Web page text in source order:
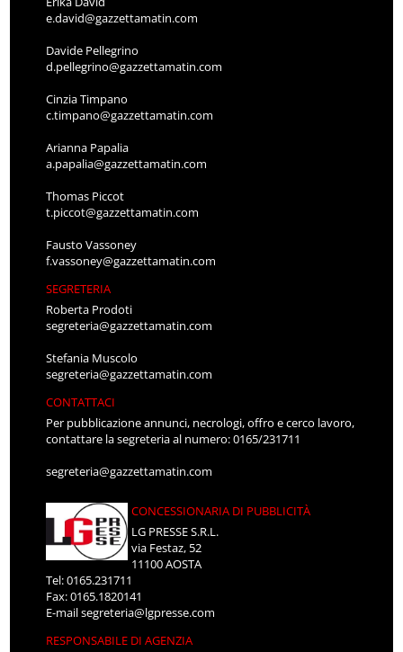
e.david@gazzettamatin.com
Davide Pellegrino
d.pellegrino@gazzettamatin.com
Cinzia Timpano
c.timpano@gazzettamatin.com
Arianna Papalia
a.papalia@gazzettamatin.com
Thomas Piccot
t.piccot@gazzettamatin.com
Fausto Vassoney
f.vassoney@gazzettamatin.com
SEGRETERIA
Roberta Prodoti
segreteria@gazzettamatin.com
Stefania Muscolo
segreteria@gazzettamatin.com
CONTATTACI
Per pubblicazione annunci, necrologi, offro e cerco lavoro,
contattare la segreteria al numero: 0165/231711
segreteria@gazzettamatin.com
CONCESSIONARIA DI PUBBLICITÀ
LG PRESSE S.R.L.
via Festaz, 52
11100 AOSTA
Tel: 0165.231711
Fax: 0165.1820141
E-mailsegreteria@lgpresse.com
RESPONSABILE DI AGENZIA